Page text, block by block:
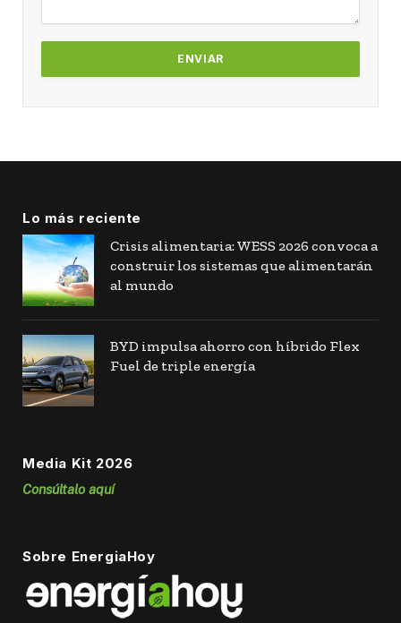
Lo más reciente
Crisis alimentaria: WESS 2026 convoca a
construir los sistemas que alimentarán
al mundo
BYD impulsa ahorro con híbrido Flex
Fuel de triple energía
Media Kit 2026
Consúltalo aquí
Sobre EnergiaHoy